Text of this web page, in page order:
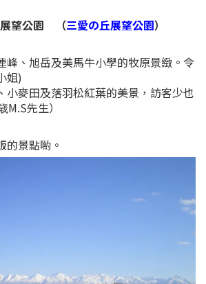
望公園 （三愛の丘展望公園）
峰、旭岳及美馬牛小學的牧原景緻。令
姐)
小麥田及落羽松紅葉的美景，訪客少也
先生）
的景點喲。